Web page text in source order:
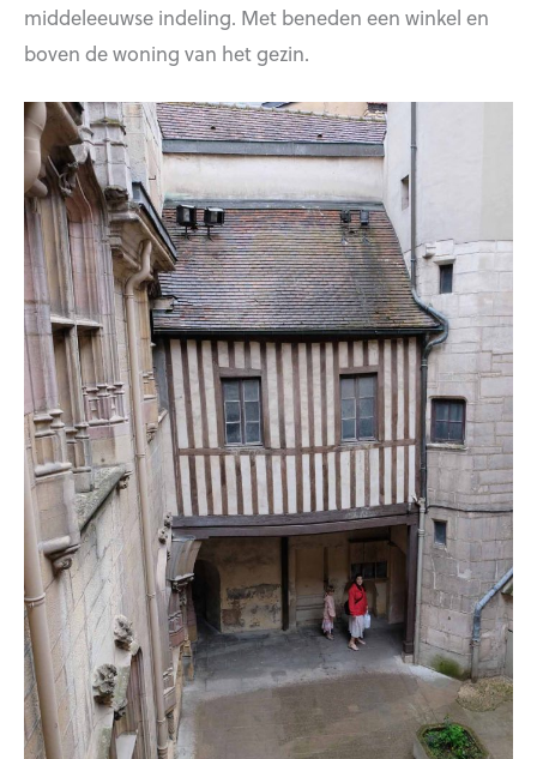
middeleeuwse indeling. Met beneden een winkel en
boven de woning van het gezin.